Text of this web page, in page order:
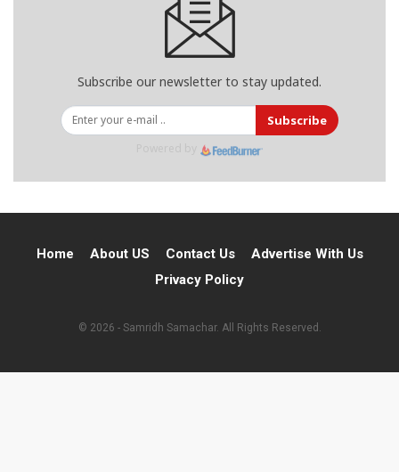
Subscribe our newsletter to stay updated.
Subscribe
Home About US Contact Us
Advertise With Us
Privacy Policy
© 2026 - Samridh Samachar. All Rights Reserved.